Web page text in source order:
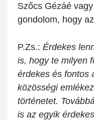
Szőcs Gézáé
gondolom, hogy
P.Zs.: Érdekes
is, hogy te milyen
érdekes és fontos
közösségi
történetet.
is az egyik